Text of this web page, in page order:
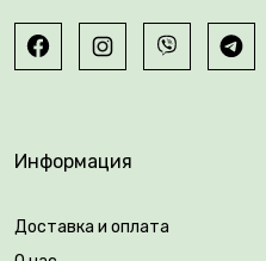
Информация
Доставка и оплата